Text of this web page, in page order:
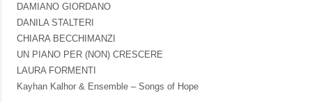
DAMIANO GIORDANO
DANILA STALTERI
CHIARA BECCHIMANZI
UN PIANO PER (NON) CRESCERE
LAURA FORMENTI
Kayhan Kalhor & Ensemble – Songs of Hope